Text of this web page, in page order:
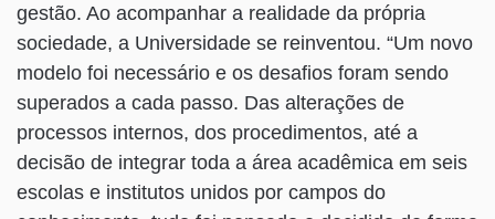
gestão. Ao acompanhar a realidade da própria
sociedade, a Universidade se reinventou. “Um novo
modelo foi necessário e os desafios foram sendo
superados a cada passo. Das alterações de
processos internos, dos procedimentos, até a
decisão de integrar toda a área acadêmica em seis
escolas e institutos unidos por campos do